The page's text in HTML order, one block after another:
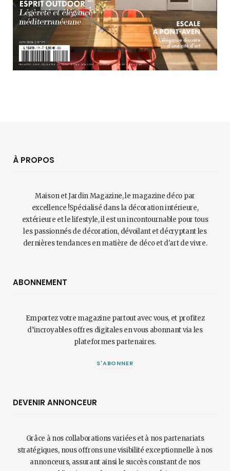
À PROPOS
Maison et Jardin Magazine, le magazine déco par
excellence !Spécialisé dans la décoration intérieure,
extérieure et le lifestyle, il est un incontournable pour tous
les passionnés de décoration, dévoilant et décryptant les
dernières tendances en matière de déco et d'art de vivre.
ABONNEMENT
Emportez votre magazine partout avec vous, et profitez
d’incroyables offres digitales en vous abonnant via les
plateformes partenaires.
S'ABONNER
DEVENIR ANNONCEUR
Grâce à nos collaborations variées et à nos partenariats
stratégiques, nous offrons une visibilité exceptionnelle à nos
annonceurs, assurant ainsi le succès constant de nos